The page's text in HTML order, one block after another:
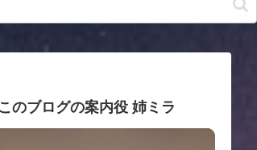
このブログの案内役 姉ミラ